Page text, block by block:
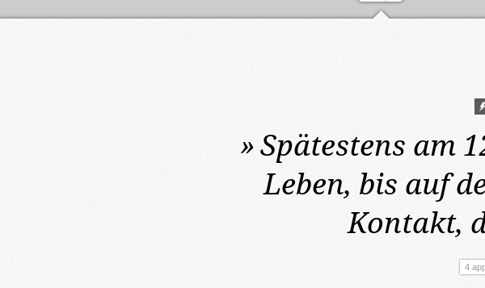
»Spätestens am
Leben, bis auf
Kontakt,
4